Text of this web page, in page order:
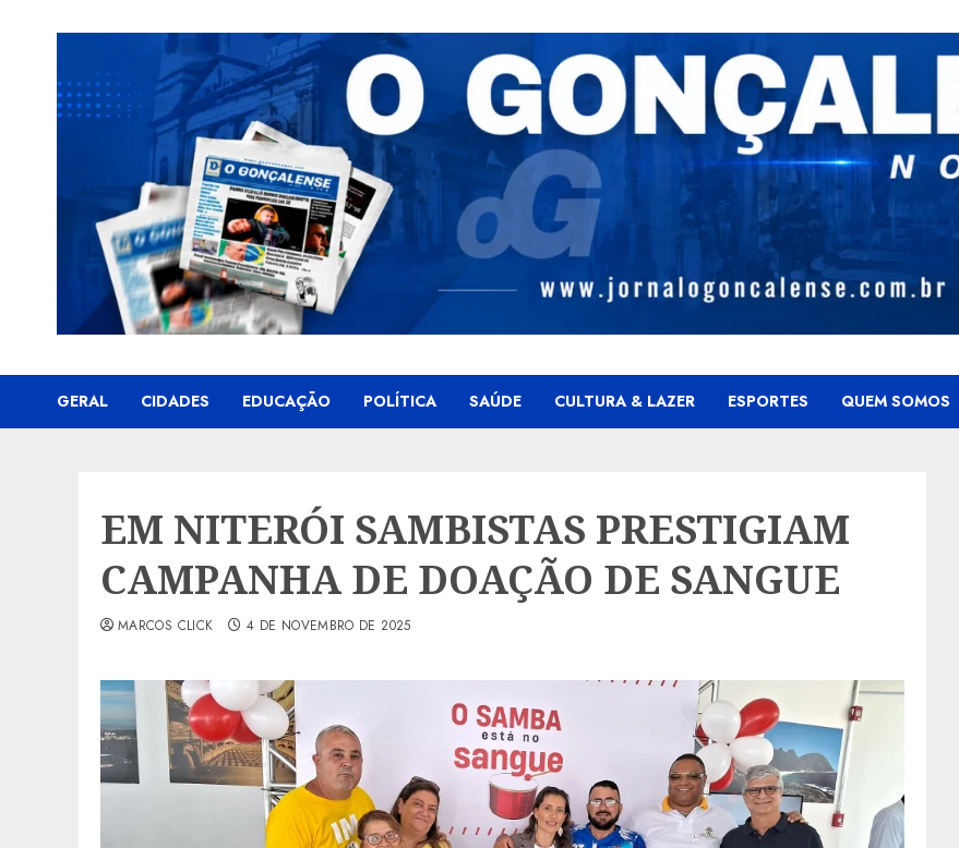
GERAL CIDADES EDUCAÇÃO POLÍTICA SAÚDE CULTURA & LAZER ESPORTES QUEM SOMOS
EM NITERÓI SAMBISTAS PRESTIGIAM
CAMPANHA DE DOAÇÃO DE SANGUE
MARCOS CLICK 4 DE NOVEMBRO DE 2025